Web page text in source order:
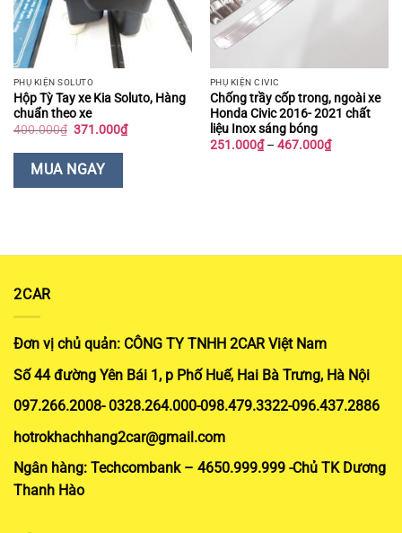
PHỤ KIỆN SOLUTO
Hộp Tỳ Tay xe Kia Soluto, Hàng
chuẩn theo xe
400.000₫ Giá
là:
400.000₫.
371.000₫Giá
hiện
MUA NGAY
PHỤ KIỆN CIVIC
Chống trầy cốp trong, ngoài xe
Honda Civic 2016- 2021 chất
liệu Inox sáng bóng
251.000₫ – 467.000₫Khoảng
giá:
2CAR
Đơn vị chủ quản: CÔNG TY TNHH 2CAR Việt Nam
Số 44 đường Yên Bái 1, p Phố Huế, Hai Bà Trưng, Hà Nội
097.266.2008- 0328.264.000-098.479.3322-096.437.2886
hotrokhachhang2car@gmail.com
Ngân hàng: Techcombank – 4650.999.999 -Chủ TK Dương
Thanh Hào